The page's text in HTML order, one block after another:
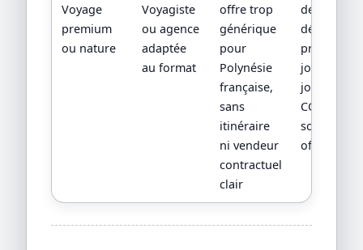
Voyage
premium
ou nature
Voyagiste
ou agence
adaptée
au format
offre trop
générique
pour
Polynésie
française,
sans
itinéraire
ni vendeur
contractuel
clair
devis
détaillé,
jour par
jour,
CGV/CPV et
sources
officielles